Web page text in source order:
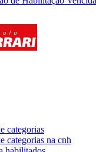
categorias
categorias na cnh